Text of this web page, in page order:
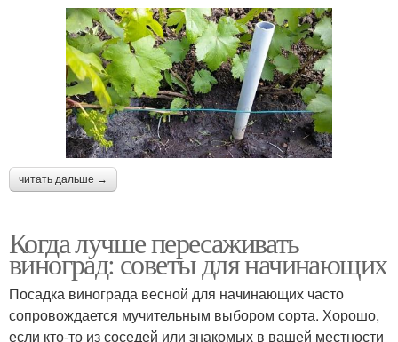
читать дальше →
Когда лучше пересаживать
виноград: советы для начинающих
Посадка винограда весной для начинающих часто
сопровождается мучительным выбором сорта. Хорошо,
если кто-то из соседей или знакомых в вашей местности